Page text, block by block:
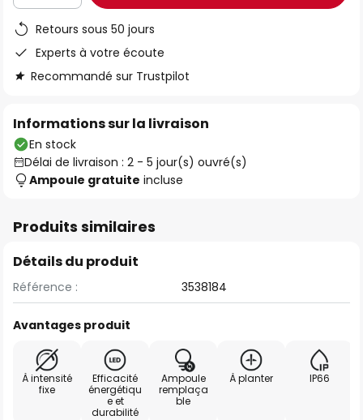
Retours sous 50 jours
Experts à votre écoute
Recommandé sur Trustpilot
Informations sur la livraison
En stock
Délai de livraison : 2 - 5 jour(s) ouvré(s)
Ampoule gratuite incluse
Produits similaires
Détails du produit
Référence : 3538184
Avantages produit
À intensité
fixe
Efficacité
énergétiqu
e et
durabilité
Ampoule
remplaça
ble
À planter IP66